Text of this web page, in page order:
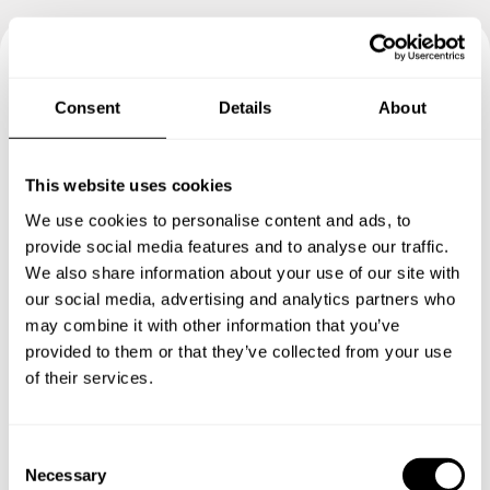
Consent Details About
This website uses cookies
We use cookies to personalise content and ads, to
provide social media features and to analyse our traffic.
We also share information about your use of our site with
our social media, advertising and analytics partners who
may combine it with other information that you’ve
provided to them or that they’ve collected from your use
of their services.
Necessary
Book your experience with
Chef Fatimata
Specify the details of your requests and the chef will send
you a custom menu just for you.